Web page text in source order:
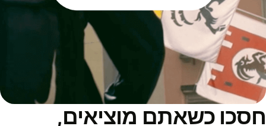
כשאתם מוציאים,